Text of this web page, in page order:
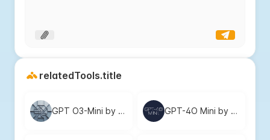
relatedTools.title
GPT O3-Mini by FineChat: Free, Fast AI Reasoning for Complex Tasks GPT-4O Mini by FineChat - Free, Fast, and Efficient AI for Quick Answers